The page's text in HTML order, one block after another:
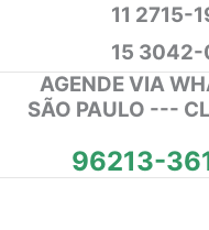
11 2715-
15
AGENDE VIA
SÃO PAULO ---
96213-